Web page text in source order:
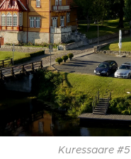
Kuressaare #5